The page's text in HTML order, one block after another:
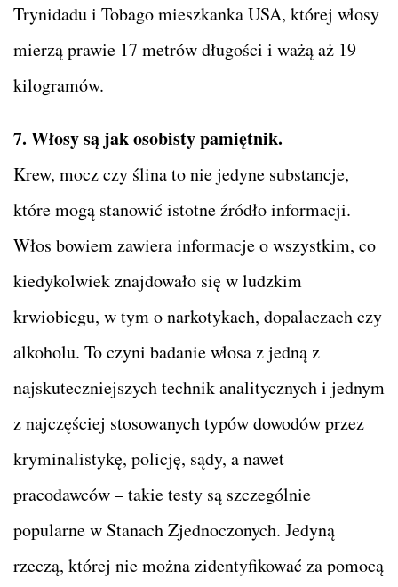
Trynidadu i Tobago mieszkanka USA, której włosy
mierzą prawie 17 metrów długości i ważą aż 19
kilogramów.
7. Włosy są jak osobisty pamiętnik.
Krew, mocz czy ślina to nie jedyne substancje,
które mogą stanowić istotne źródło informacji.
Włos bowiem zawiera informacje o wszystkim, co
kiedykolwiek znajdowało się w ludzkim
krwiobiegu, w tym o narkotykach, dopalaczach czy
alkoholu. To czyni badanie włosa z jedną z
najskuteczniejszych technik analitycznych i jednym
z najczęściej stosowanych typów dowodów przez
kryminalistykę, policję, sądy, a nawet
pracodawców – takie testy są szczególnie
popularne w Stanach Zjednoczonych. Jedyną
rzeczą, której nie można zidentyfikować za pomocą